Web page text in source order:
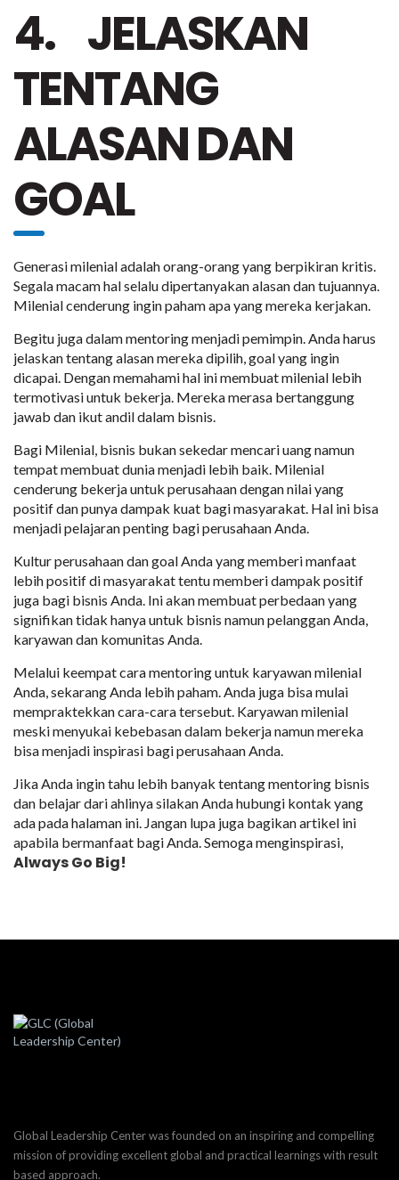
4. JELASKAN
TENTANG
ALASAN DAN
GOAL
Generasi milenial adalah orang-orang yang berpikiran kritis.
Segala macam hal selalu dipertanyakan alasan dan tujuannya.
Milenial cenderung ingin paham apa yang mereka kerjakan.
Begitu juga dalam mentoring menjadi pemimpin. Anda harus
jelaskan tentang alasan mereka dipilih, goal yang ingin
dicapai. Dengan memahami hal ini membuat milenial lebih
termotivasi untuk bekerja. Mereka merasa bertanggung
jawab dan ikut andil dalam bisnis.
Bagi Milenial, bisnis bukan sekedar mencari uang namun
tempat membuat dunia menjadi lebih baik. Milenial
cenderung bekerja untuk perusahaan dengan nilai yang
positif dan punya dampak kuat bagi masyarakat. Hal ini bisa
menjadi pelajaran penting bagi perusahaan Anda.
Kultur perusahaan dan goal Anda yang memberi manfaat
lebih positif di masyarakat tentu memberi dampak positif
juga bagi bisnis Anda. Ini akan membuat perbedaan yang
signifikan tidak hanya untuk bisnis namun pelanggan Anda,
karyawan dan komunitas Anda.
Melalui keempat cara mentoring untuk karyawan milenial
Anda, sekarang Anda lebih paham. Anda juga bisa mulai
mempraktekkan cara-cara tersebut. Karyawan milenial
meski menyukai kebebasan dalam bekerja namun mereka
bisa menjadi inspirasi bagi perusahaan Anda.
Jika Anda ingin tahu lebih banyak tentang mentoring bisnis
dan belajar dari ahlinya silakan Anda hubungi kontak yang
ada pada halaman ini. Jangan lupa juga bagikan artikel ini
apabila bermanfaat bagi Anda. Semoga menginspirasi,
Always Go Big!
Global Leadership Center was founded on an inspiring and compelling
mission of providing excellent global and practical learnings with result
based approach.